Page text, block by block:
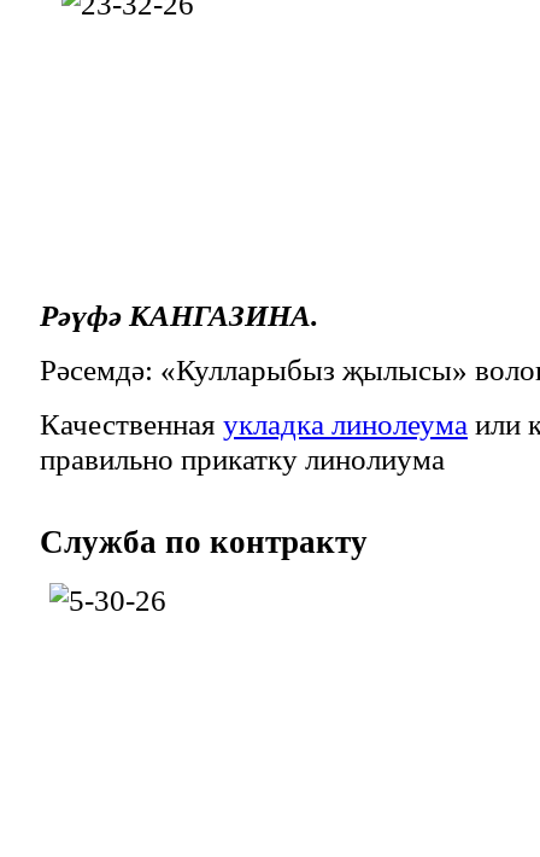
Рәүфә КАНГАЗИНА.
Рәсемдә: «Кулларыбыз җылысы»
Качественная укладка линолеума или
правильно прикатку линолиума
Служба по контракту